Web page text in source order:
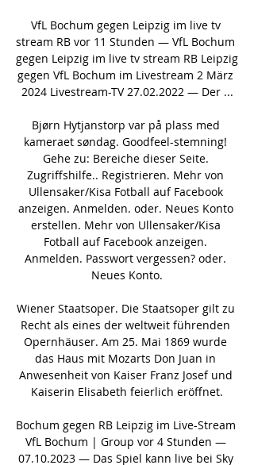
VfL Bochum gegen Leipzig im live tv
stream RB vor 11 Stunden — VfL Bochum
gegen Leipzig im live tv stream RB Leipzig
gegen VfL Bochum im Livestream 2 März
2024 Livestream-TV 27.02.2022 — Der ...
Bjørn Hytjanstorp var på plass med
kameraet søndag. Goodfeel-stemning!
Gehe zu: Bereiche dieser Seite.
Zugriffshilfe.. Registrieren. Mehr von
Ullensaker/Kisa Fotball auf Facebook
anzeigen. Anmelden. oder. Neues Konto
erstellen. Mehr von Ullensaker/Kisa
Fotball auf Facebook anzeigen.
Anmelden. Passwort vergessen? oder.
Neues Konto.
Wiener Staatsoper. Die Staatsoper gilt zu
Recht als eines der weltweit führenden
Opernhäuser. Am 25. Mai 1869 wurde
das Haus mit Mozarts Don Juan in
Anwesenheit von Kaiser Franz Josef und
Kaiserin Elisabeth feierlich eröffnet.
Bochum gegen RB Leipzig im Live-Stream
VfL Bochum | Group vor 4 Stunden —
07.10.2023 — Das Spiel kann live bei Sky